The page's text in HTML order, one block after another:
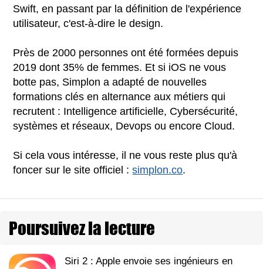
Swift, en passant par la définition de l'expérience
utilisateur, c'est-à-dire le design.
Près de 2000 personnes ont été formées depuis
2019 dont 35% de femmes. Et si iOS ne vous
botte pas, Simplon a adapté de nouvelles
formations clés en alternance aux métiers qui
recrutent : Intelligence artificielle, Cybersécurité,
systèmes et réseaux, Devops ou encore Cloud.
Si cela vous intéresse, il ne vous reste plus qu'à
foncer sur le site officiel :simplon.co.
Poursuivez la lecture
Siri 2 : Apple envoie ses ingénieurs en